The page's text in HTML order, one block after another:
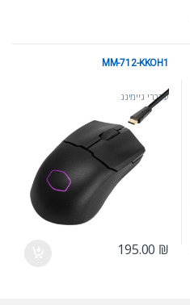
עכברי גיימינג
MM-712-KKOH1
195.00 ₪